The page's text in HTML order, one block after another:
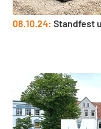
08.10.24: Standfest